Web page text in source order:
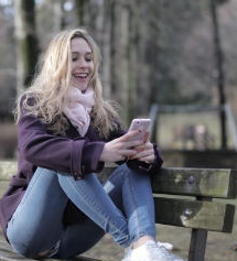
L’ENFANT
À
CODER,
DESSINER
ET
MONTER
SUR
ÉCRAN